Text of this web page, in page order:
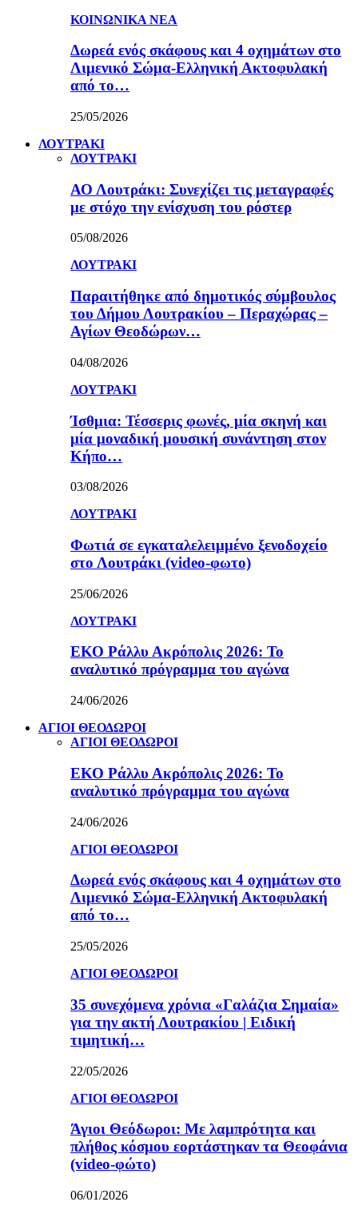
ΚΟΙΝΩΝΙΚΑ ΝΕΑ
Δωρεά ενός σκάφους και 4 οχημάτων στο
Λιμενικό Σώμα-Ελληνική Ακτοφυλακή
από το…
25/05/2026
ΛΟΥΤΡΑΚΙ
ΛΟΥΤΡΑΚΙ
ΑΟ Λουτράκι: Συνεχίζει τις μεταγραφές
με στόχο την ενίσχυση του ρόστερ
05/08/2026
ΛΟΥΤΡΑΚΙ
Παραιτήθηκε από δημοτικός σύμβουλος
του Δήμου Λουτρακίου – Περαχώρας –
Αγίων Θεοδώρων…
04/08/2026
ΛΟΥΤΡΑΚΙ
Ίσθμια: Τέσσερις φωνές, μία σκηνή και
μία μοναδική μουσική συνάντηση στον
Κήπο…
03/08/2026
ΛΟΥΤΡΑΚΙ
Φωτιά σε εγκαταλελειμμένο ξενοδοχείο
στο Λουτράκι (video-φωτο)
25/06/2026
ΛΟΥΤΡΑΚΙ
ΕΚΟ Ράλλυ Ακρόπολις 2026: Το
αναλυτικό πρόγραμμα του αγώνα
24/06/2026
ΑΓΙΟΙ ΘΕΟΔΩΡΟΙ
ΑΓΙΟΙ ΘΕΟΔΩΡΟΙ
ΕΚΟ Ράλλυ Ακρόπολις 2026: Το
αναλυτικό πρόγραμμα του αγώνα
24/06/2026
ΑΓΙΟΙ ΘΕΟΔΩΡΟΙ
Δωρεά ενός σκάφους και 4 οχημάτων στο
Λιμενικό Σώμα-Ελληνική Ακτοφυλακή
από το…
25/05/2026
ΑΓΙΟΙ ΘΕΟΔΩΡΟΙ
35 συνεχόμενα χρόνια «Γαλάζια Σημαία»
για την ακτή Λουτρακίου | Ειδική
τιμητική…
22/05/2026
ΑΓΙΟΙ ΘΕΟΔΩΡΟΙ
Άγιοι Θεόδωροι: Με λαμπρότητα και
πλήθος κόσμου εορτάστηκαν τα Θεοφάνια
(video-φώτο)
06/01/2026